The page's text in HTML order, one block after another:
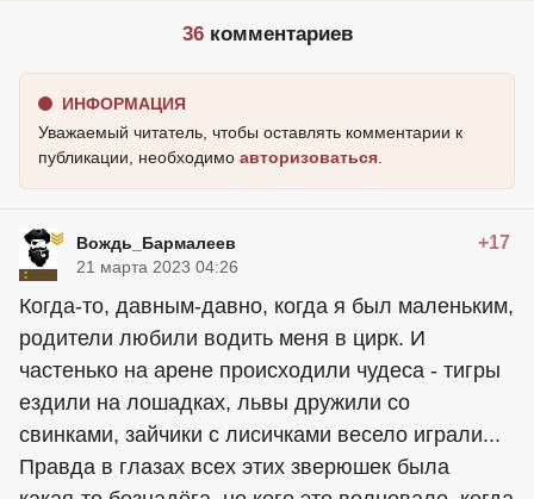
36комментариев
ИНФОРМАЦИЯ
Уважаемый читатель, чтобы оставлять комментарии к
публикации, необходимо авторизоваться.
Вождь_Бармалеев +17
21 марта 2023 04:26
Когда-то, давным-давно, когда я был маленьким,
родители любили водить меня в цирк. И
частенько на арене происходили чудеса - тигры
ездили на лошадках, львы дружили со
свинками, зайчики с лисичками весело играли...
Правда в глазах всех этих зверюшек была